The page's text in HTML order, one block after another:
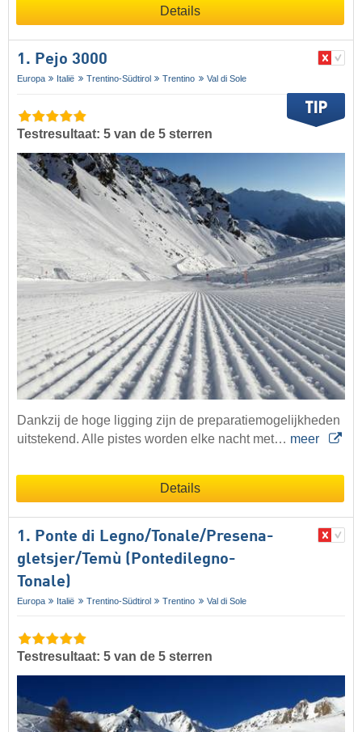
Details
1. Pejo 3000
Europa Italië Trentino-Südtirol Trentino Val di Sole
Testresultaat: 5 van de 5 sterren
Dankzij de hoge ligging zijn de preparatiemogelijkheden
uitstekend. Alle pistes worden elke nacht met… meer
Details
1. Ponte di Legno/​​Tonale/​​Presena-
gletsjer/​​Temù (Pontedilegno-
Tonale)
Europa Italië Trentino-Südtirol Trentino Val di Sole
Testresultaat: 5 van de 5 sterren